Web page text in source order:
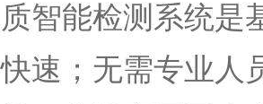
质智能检测系统是
快速；无需专业人